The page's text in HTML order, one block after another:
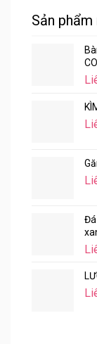
Sản phẩm
Đá